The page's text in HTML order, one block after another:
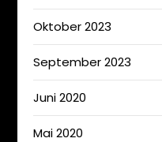
Oktober 2023
September 2023
Juni 2020
Mai 2020